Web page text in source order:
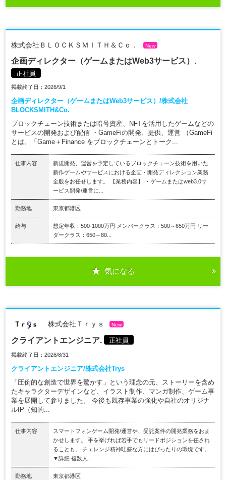
株式会社ＢＬＯＣＫＳＭＩＴＨ＆Ｃｏ． New
企画ディレクター（ゲームまたはWeb3サービス）.
正社員
掲載終了日：2026/9/1
企画ディレクター（ゲームまたはWeb3サービス）/株式会社
BLOCKSMITH&Co.
ブロックチェーン技術または暗号資産、NFTを活用したゲームなどの
サービスの開発および配信 ・GameFiの開発、提供、運営 （GameFi
とは、「Game＋Finance をブロックチェーンとトーク...
仕事内容
新規開発、運営を予定しているブロックチェーン技術を用いた
新作ゲームやサービスにおける企画・開発ディレクション業務
全般をお任せします。 【業務内容】 ・ゲームまたはweb3.0サ
ービス開発/運営に...
勤務地 東京都港区
給与
想定年収：500-1000万円 メンバークラス：500～650万円 リー
ダークラス：650～80...
気になる
株式会社Ｔｒｙｓ New
クライアントエンジニア. 正社員
掲載終了日：2026/8/31
クライアントエンジニア/株式会社Trys
「圧倒的な創造で世界を驚かす」という理念の元、ストーリーを含め
たキャラクターデザインなど、イラスト制作、マンガ制作、ゲーム事
業を展開して参りました。 今後も既存事業の強化や自社のオリジナ
ルIP（知的...
仕事内容
スマートフォンゲーム開発/運営や、受託案件の開発業務をおま
かせします。 手を挙げれば若手でもリードポジションを任され
ることも。 チェレンジ精神旺盛な方にはぴったりの環境です。
▼詳細 複数人...
勤務地 東京都港区